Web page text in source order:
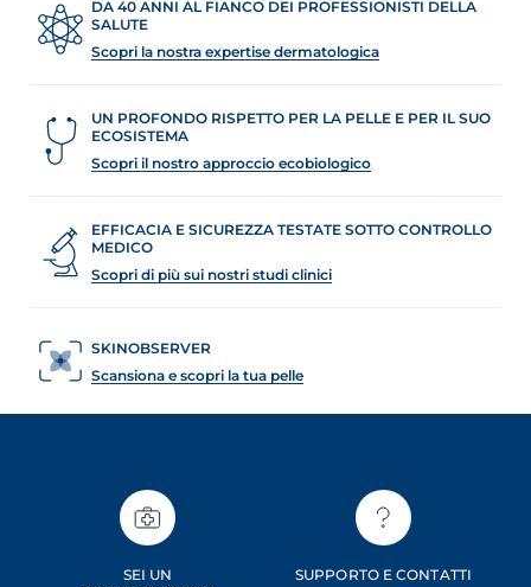
DA 40 ANNI AL FIANCO DEI PROFESSIONISTI DELLA
SALUTE
Scopri la nostra expertise dermatologica
UN PROFONDO RISPETTO PER LA PELLE E PER IL SUO
ECOSISTEMA
Scopri il nostro approccio ecobiologico
EFFICACIA E SICUREZZA TESTATE SOTTO CONTROLLO
MEDICO
Scopri di più sui nostri studi clinici
SKINOBSERVER
Scansiona e scopri la tua pelle
SEI UN
SUPPORTO E CONTATTI